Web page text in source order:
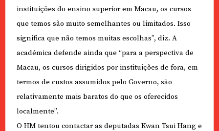
instituições do ensino superior em Macau, os cursos
que temos são muito semelhantes ou limitados. Isso
significa que não temos muitas escolhas”, diz. A
académica defende ainda que “para a perspectiva de
Macau, os cursos dirigidos por instituições de fora, em
termos de custos assumidos pelo Governo, são
relativamente mais baratos do que os oferecidos
localmente”.
O HM tentou contactar as deputadas Kwan Tsui Hang e